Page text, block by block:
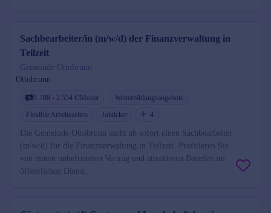
Sachbearbeiter/in (m/w/d) der Finanzverwaltung in
Teilzeit
Gemeinde Ottobrunn
Ottobrunn
1.788 - 2.554 €/Monat
Weiterbildungsangebote
Flexible Arbeitszeiten
Jobticket 4
Die Gemeinde Ottobrunn sucht ab sofort einen Sachbearbeiter
(m/w/d) für die Finanzverwaltung in Teilzeit. Profitieren Sie
von einem unbefristeten Vertrag und attraktiven Benefits im
öffentlichen Dienst.